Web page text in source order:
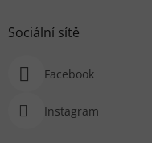
Sociální sítě
Facebook
Instagram